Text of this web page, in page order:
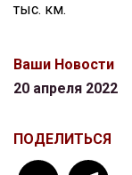
тыс. км.
Ваши Новости
20 апреля 2022
ПОДЕЛИТЬСЯ